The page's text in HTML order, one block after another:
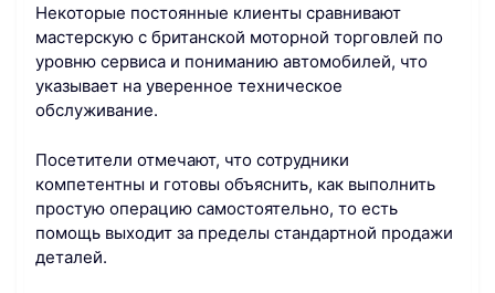
Некоторые постоянные клиенты сравнивают
мастерскую с британской моторной торговлей по
уровню сервиса и пониманию автомобилей, что
указывает на уверенное техническое
обслуживание.
Посетители отмечают, что сотрудники
компетентны и готовы объяснить, как выполнить
простую операцию самостоятельно, то есть
помощь выходит за пределы стандартной продажи
деталей.